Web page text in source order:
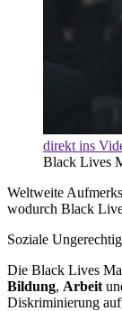
direkt ins
Black Lives
Weltweite
wodurch Black
Soziale
Die Black Lives
Bildung, Arbeit
Diskriminierung